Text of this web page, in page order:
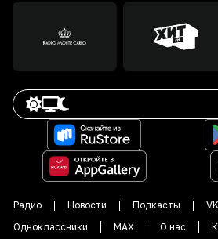
Радио Новости Подкасты
VK
Одноклассники
MAX О нас